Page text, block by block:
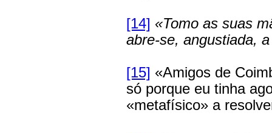
[14] «Tomo as suas
abre-se, angustiada,
[15] «Amigos de
só porque eu tinha
«metafísico» a